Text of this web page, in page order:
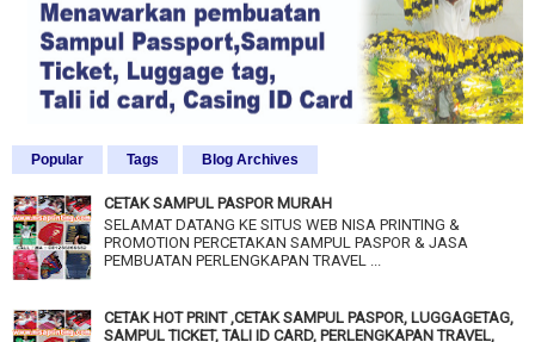
Popular Tags Blog Archives
CETAK SAMPUL PASPOR MURAH
SELAMAT DATANG KE SITUS WEB NISA PRINTING &
PROMOTION PERCETAKAN SAMPUL PASPOR & JASA
PEMBUATAN PERLENGKAPAN TRAVEL ...
CETAK HOT PRINT ,CETAK SAMPUL PASPOR, LUGGAGETAG,
SAMPUL TICKET, TALI ID CARD, PERLENGKAPAN TRAVEL,